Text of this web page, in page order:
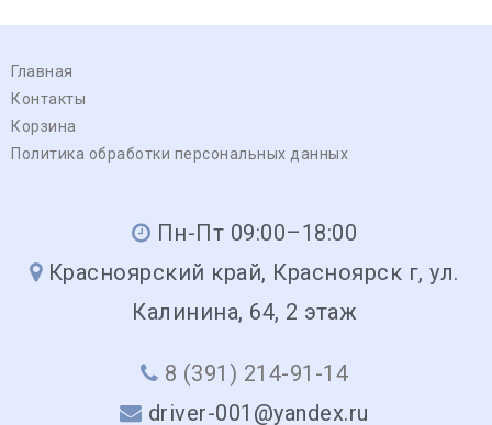
Главная
Контакты
Корзина
Политика обработки персональных данных
Пн-Пт 09:00–18:00
Красноярский край, Красноярск г, ул.
Калинина, 64, 2 этаж
8 (391) 214-91-14
driver-001@yandex.ru